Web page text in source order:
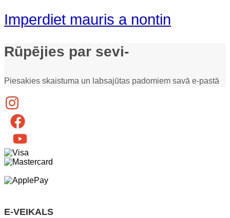
Imperdiet mauris a nontin
Rūpējies par sevi-
Piesakies skaistuma un labsajūtas padomiem savā e-pastā
E-VEIKALS